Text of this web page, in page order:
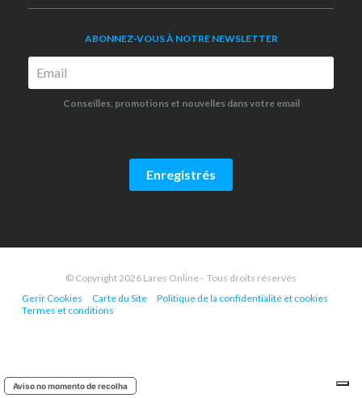
ABONNEZ-VOUS À NOTRE NEWSLETTER
Conseilles, promotions et nouvelles dans votre email
Enregistrés
© Copyright 2026 Lares Online - Tous droits réservés
Gerir Cookies
Carte du Site
Politique de la confidentialité et cookies
Termes et conditions
Aviso no momento de recolha